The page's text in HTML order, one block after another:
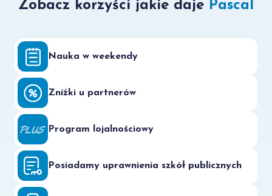
Zobacz korzyści jakie daje Pascal
Nauka w weekendy
Zniżki u partnerów
Program lojalnościowy
Posiadamy uprawnienia szkół publicznych